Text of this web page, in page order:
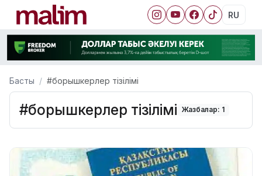
RU
Басты #борышкерлер тізілімі
#борышкерлер тізілімі Жазбалар: 1